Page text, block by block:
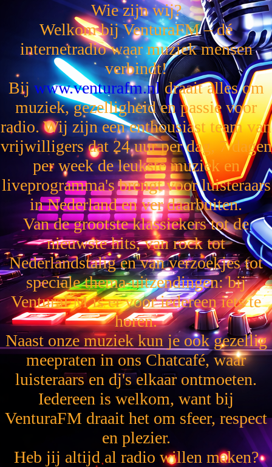
Wie zijn wij?
Welkom bij VenturaFM – dé
internetradio waar muziek mensen
verbindt!
Bij www.venturafm.nldraait alles om
muziek, gezelligheid en passie voor
radio. Wij zijn een enthousiast team van
vrijwilligers dat 24 uur per dag, 7 dagen
per week de leukste muziek en
liveprogramma's brengt voor luisteraars
in Nederland en ver daarbuiten.
Van de grootste klassiekers tot de
nieuwste hits, van rock tot
Nederlandstalig en van verzoekjes tot
speciale thema-uitzendingen: bij
VenturaFM is er voor iedereen iets te
horen.
Naast onze muziek kun je ook gezellig
meepraten in ons Chatcafé, waar
luisteraars en dj's elkaar ontmoeten.
Iedereen is welkom, want bij
VenturaFM draait het om sfeer, respect
en plezier.
Heb jij altijd al radio willen maken?